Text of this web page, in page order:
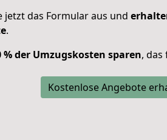
jetzt das Formular aus und
.
% der Umzugskosten sparen, das
Kostenlose Angebote